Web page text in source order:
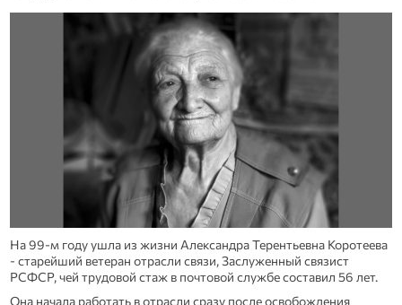
На 99-м году ушла из жизни Александра Терентьевна Коротеева
- старейший ветеран отрасли связи, Заслуженный связист
РСФСР, чей трудовой стаж в почтовой службе составил 56 лет.
Она начала работать в отрасли сразу после освобождения